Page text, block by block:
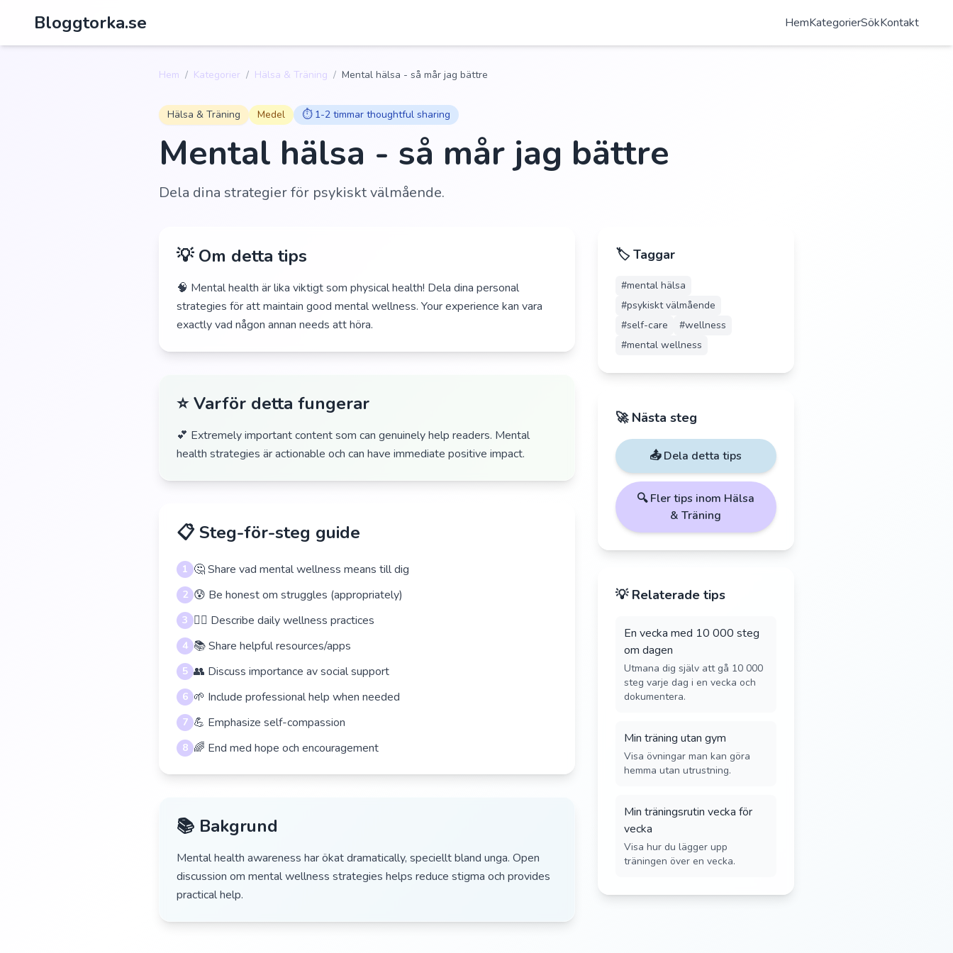
Bloggtorka.se HemKategorierSökKontakt
Hem / Kategorier / Hälsa & Träning / Mental hälsa - så mår jag bättre
Hälsa & Träning Medel ⏱️ 1-2 timmar thoughtful sharing
Mental hälsa - så mår jag bättre
Dela dina strategier för psykiskt välmående.
💡 Om detta tips
🧠 Mental health är lika viktigt som physical health! Dela dina personal
strategies för att maintain good mental wellness. Your experience kan vara
exactly vad någon annan needs att höra.
⭐ Varför detta fungerar
💕 Extremely important content som can genuinely help readers. Mental
health strategies är actionable och can have immediate positive impact.
📋 Steg-för-steg guide
1 🤔 Share vad mental wellness means till dig
2 😰 Be honest om struggles (appropriately)
3 🧘‍♀️ Describe daily wellness practices
4 📚 Share helpful resources/apps
5 👥 Discuss importance av social support
6 🌱 Include professional help when needed
7 💪 Emphasize self-compassion
8 🌈 End med hope och encouragement
📚 Bakgrund
Mental health awareness har ökat dramatically, speciellt bland unga. Open
discussion om mental wellness strategies helps reduce stigma och provides
practical help.
🏷️ Taggar
#mental hälsa
#psykiskt välmående
#self-care #wellness
#mental wellness
🚀 Nästa steg
📤 Dela detta tips
🔍 Fler tips inom Hälsa
& Träning
💡 Relaterade tips
En vecka med 10 000 steg
om dagen
Utmana dig själv att gå 10 000
steg varje dag i en vecka och
dokumentera.
Min träning utan gym
Visa övningar man kan göra
hemma utan utrustning.
Min träningsrutin vecka för
vecka
Visa hur du lägger upp
träningen över en vecka.